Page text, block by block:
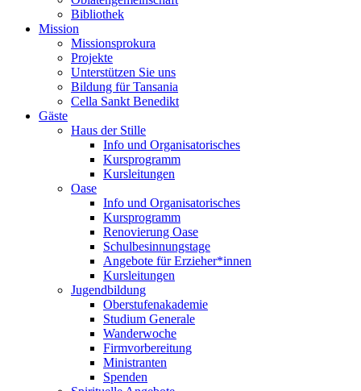
Bibliothek
Mission
Missionsprokura
Projekte
Unterstützen Sie uns
Bildung für Tansania
Cella Sankt Benedikt
Gäste
Haus der Stille
Info und Organisatorisches
Kursprogramm
Kursleitungen
Oase
Info und Organisatorisches
Kursprogramm
Renovierung Oase
Schulbesinnungstage
Angebote für Erzieher*innen
Kursleitungen
Jugendbildung
Oberstufenakademie
Studium Generale
Wanderwoche
Firmvorbereitung
Ministranten
Spenden